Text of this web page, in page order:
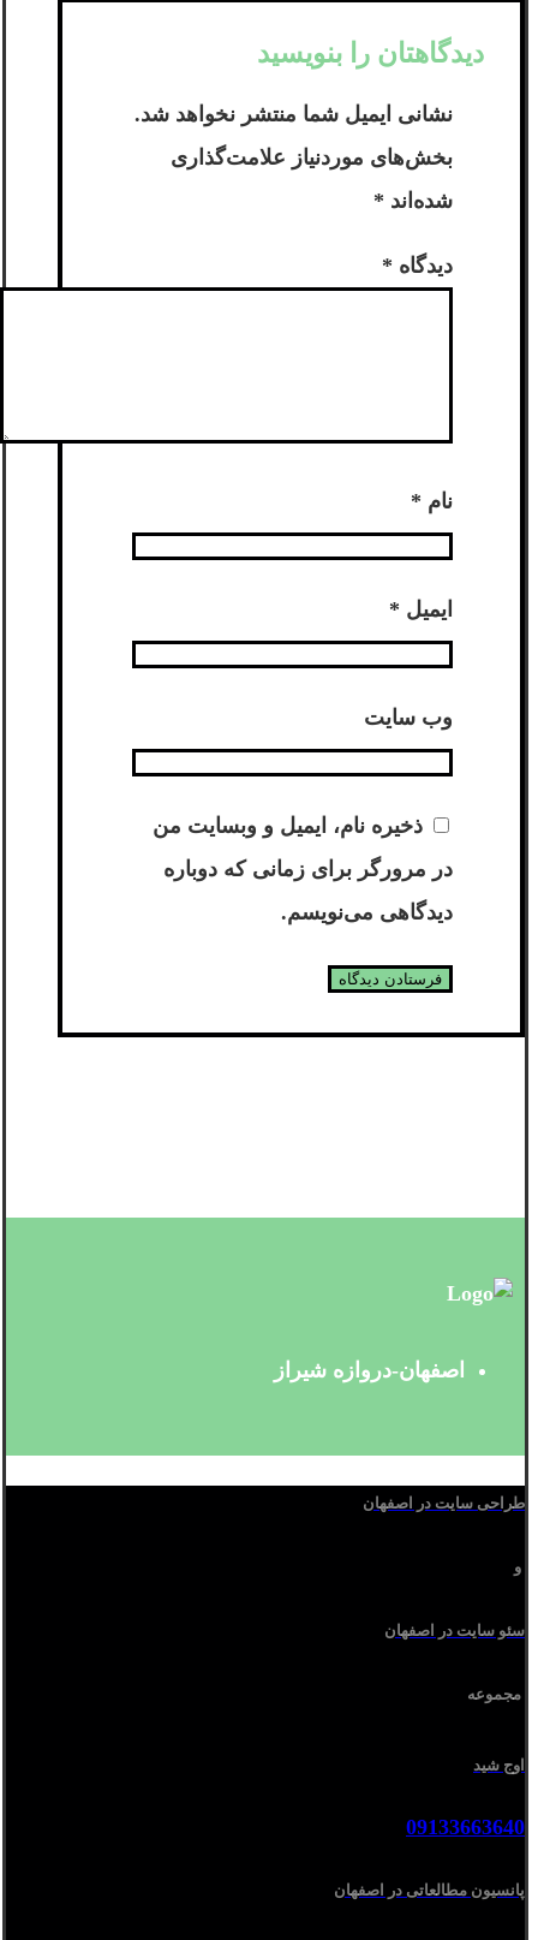
دیدگاهتان را بنویسید
نشانی ایمیل شما منتشر نخواهد شد.
بخش‌های موردنیاز علامت‌گذاری
شده‌اند *
دیدگاه *
نام *
ایمیل *
وب‌ سایت
ذخیره نام، ایمیل و وبسایت من
در مرورگر برای زمانی که دوباره
دیدگاهی می‌نویسم.
اصفهان-دروازه شیراز
طراحی سایت در اصفهان
و
سئو سایت در اصفهان
مجموعه
اوج شید
09133663640
پانسیون مطالعاتی در اصفهان